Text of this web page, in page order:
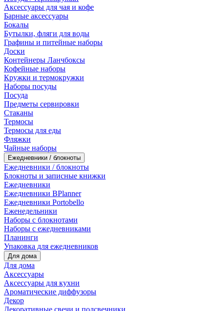
Аксессуары для чая и кофе
Барные аксессуары
Бокалы
Бутылки, фляги для воды
Графины и питейные наборы
Доски
Контейнеры Ланчбоксы
Кофейные наборы
Кружки и термокружки
Наборы посуды
Посуда
Предметы сервировки
Стаканы
Термосы
Термосы для еды
Фляжки
Чайные наборы
Ежедневники / блокноты
Ежедневники / блокноты
Блокноты и записные книжки
Ежедневники
Ежедневники BPlanner
Ежедневники Portobello
Еженедельники
Наборы с блокнотами
Наборы с ежедневниками
Планинги
Упаковка для ежедневников
Для дома
Для дома
Аксессуары
Аксессуары для кухни
Ароматические диффузоры
Декор
Декоративные свечи и подсвечники